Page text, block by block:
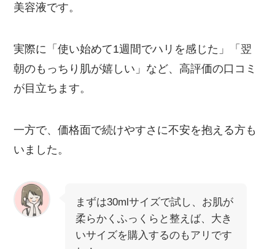
美容液です。
実際に「使い始めて1週間でハリを感じた」「翌
朝のもっちり肌が嬉しい」など、高評価の口コミ
が目立ちます。
一方で、価格面で続けやすさに不安を抱える方も
いました。
まずは30mlサイズで試し、お肌が
柔らかくふっくらと整えば、大き
いサイズを購入するのもアリです